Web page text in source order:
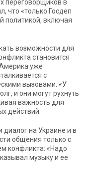
переговорщиков в
что «только Госдеп
политикой, включая
возможности для
становится
уже
с
вызовами. «У
и они могут рухнуть
важность для
действий.
диалог на Украине и в
общения только с
конфликта: «Надо
музыку и ее